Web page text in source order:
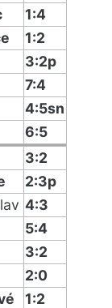
1:4
1:2
3:2p
7:4
4:5sn
6:5
3:2
2:3p
4:3
5:4
3:2
2:0
1:2